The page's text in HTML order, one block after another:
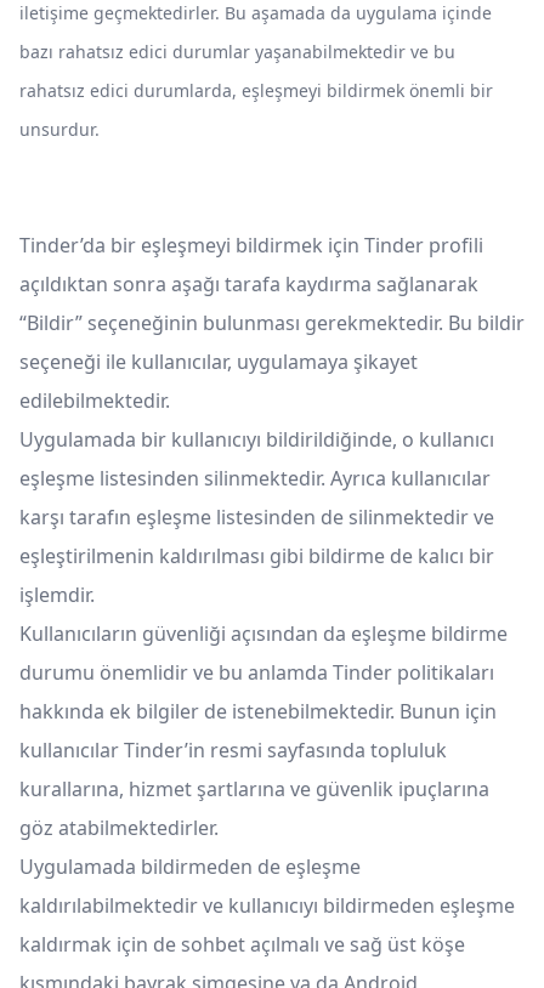
iletişime geçmektedirler. Bu aşamada da uygulama içinde
bazı rahatsız edici durumlar yaşanabilmektedir ve bu
rahatsız edici durumlarda, eşleşmeyi bildirmek önemli bir
unsurdur.
Tinder’da bir eşleşmeyi bildirmek için Tinder profili
açıldıktan sonra aşağı tarafa kaydırma sağlanarak
“Bildir” seçeneğinin bulunması gerekmektedir. Bu bildir
seçeneği ile kullanıcılar, uygulamaya şikayet
edilebilmektedir.
Uygulamada bir kullanıcıyı bildirildiğinde, o kullanıcı
eşleşme listesinden silinmektedir. Ayrıca kullanıcılar
karşı tarafın eşleşme listesinden de silinmektedir ve
eşleştirilmenin kaldırılması gibi bildirme de kalıcı bir
işlemdir.
Kullanıcıların güvenliği açısından da eşleşme bildirme
durumu önemlidir ve bu anlamda Tinder politikaları
hakkında ek bilgiler de istenebilmektedir. Bunun için
kullanıcılar Tinder’in resmi sayfasında topluluk
kurallarına, hizmet şartlarına ve güvenlik ipuçlarına
göz atabilmektedirler.
Uygulamada bildirmeden de eşleşme
kaldırılabilmektedir ve kullanıcıyı bildirmeden eşleşme
kaldırmak için de sohbet açılmalı ve sağ üst köşe